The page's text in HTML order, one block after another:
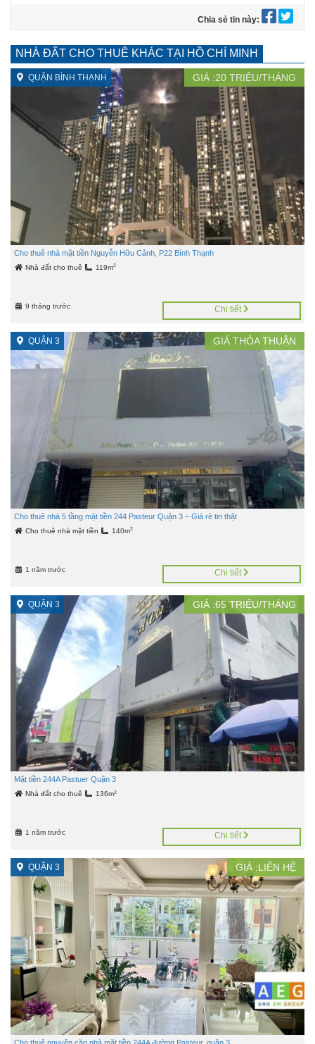
Chia sẻ tin này:
NHÀ ĐẤT CHO THUÊ KHÁC TẠI HỒ CHÍ MINH
QUẬN BÌNH THẠNH GIÁ :20 TRIỆU/THÁNG
Cho thuê nhà mặt tiền Nguyễn Hữu Cảnh, P22 Bình Thạnh
Nhà đất cho thuê 119m2
9 tháng trước Chi tiết
QUẬN 3 GIÁ THỎA THUẬN
Cho thuê nhà 5 tầng mặt tiền 244 Pasteur Quận 3 – Giá rẻ tin thật
Cho thuê nhà mặt tiền 140m2
1 năm trước Chi tiết
QUẬN 3 GIÁ :65 TRIỆU/THÁNG
Mặt tiền 244A Pastuer Quận 3
Nhà đất cho thuê 136m2
1 năm trước Chi tiết
QUẬN 3 GIÁ :LIÊN HỆ